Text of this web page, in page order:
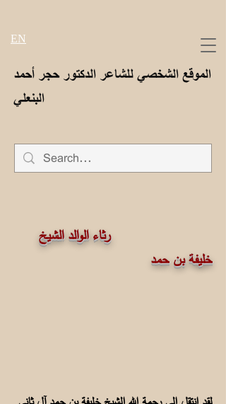
الموقع الشخصي للشاعر الدكتور حجر أحمد
البنعلي
EN
رثاء الوالد الشيخ
خليفة بن حمد